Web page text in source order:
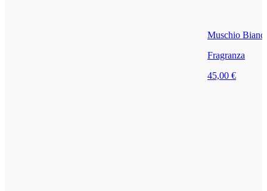
Muschio
Fragranza
45,00 €